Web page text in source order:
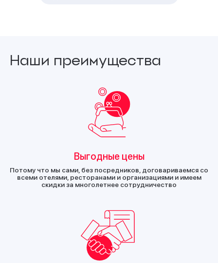
Наши преимущества
Выгодные цены
Потому что мы сами, без посредников, договариваемся со
всеми отелями, ресторанами и организациями и имеем
скидки за многолетнее сотрудничество